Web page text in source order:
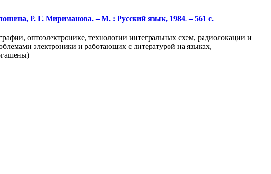
Р. Г. Мириманова. – М. : Русский язык, 1984. – 561 с.
оптоэлектронике, технологии интегральных схем, радиолокации и
электроники и работающих с литературой на языках,